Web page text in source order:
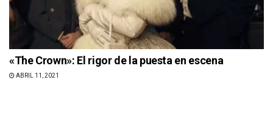
«The Crown»: El rigor de la puesta en escena
ABRIL 11, 2021